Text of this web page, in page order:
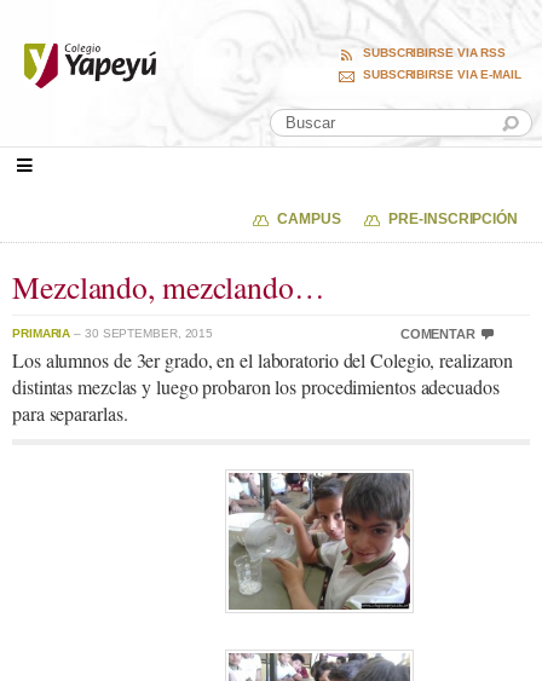
SUBSCRIBIRSE VIA RSS
SUBSCRIBIRSE VIA E-MAIL
CAMPUS PRE-INSCRIPCIÓN
Mezclando, mezclando…
PRIMARIA – 30 SEPTEMBER, 2015 COMENTAR
Los alumnos de 3er grado, en el laboratorio del Colegio, realizaron
distintas mezclas y luego probaron los procedimientos adecuados
para separarlas.